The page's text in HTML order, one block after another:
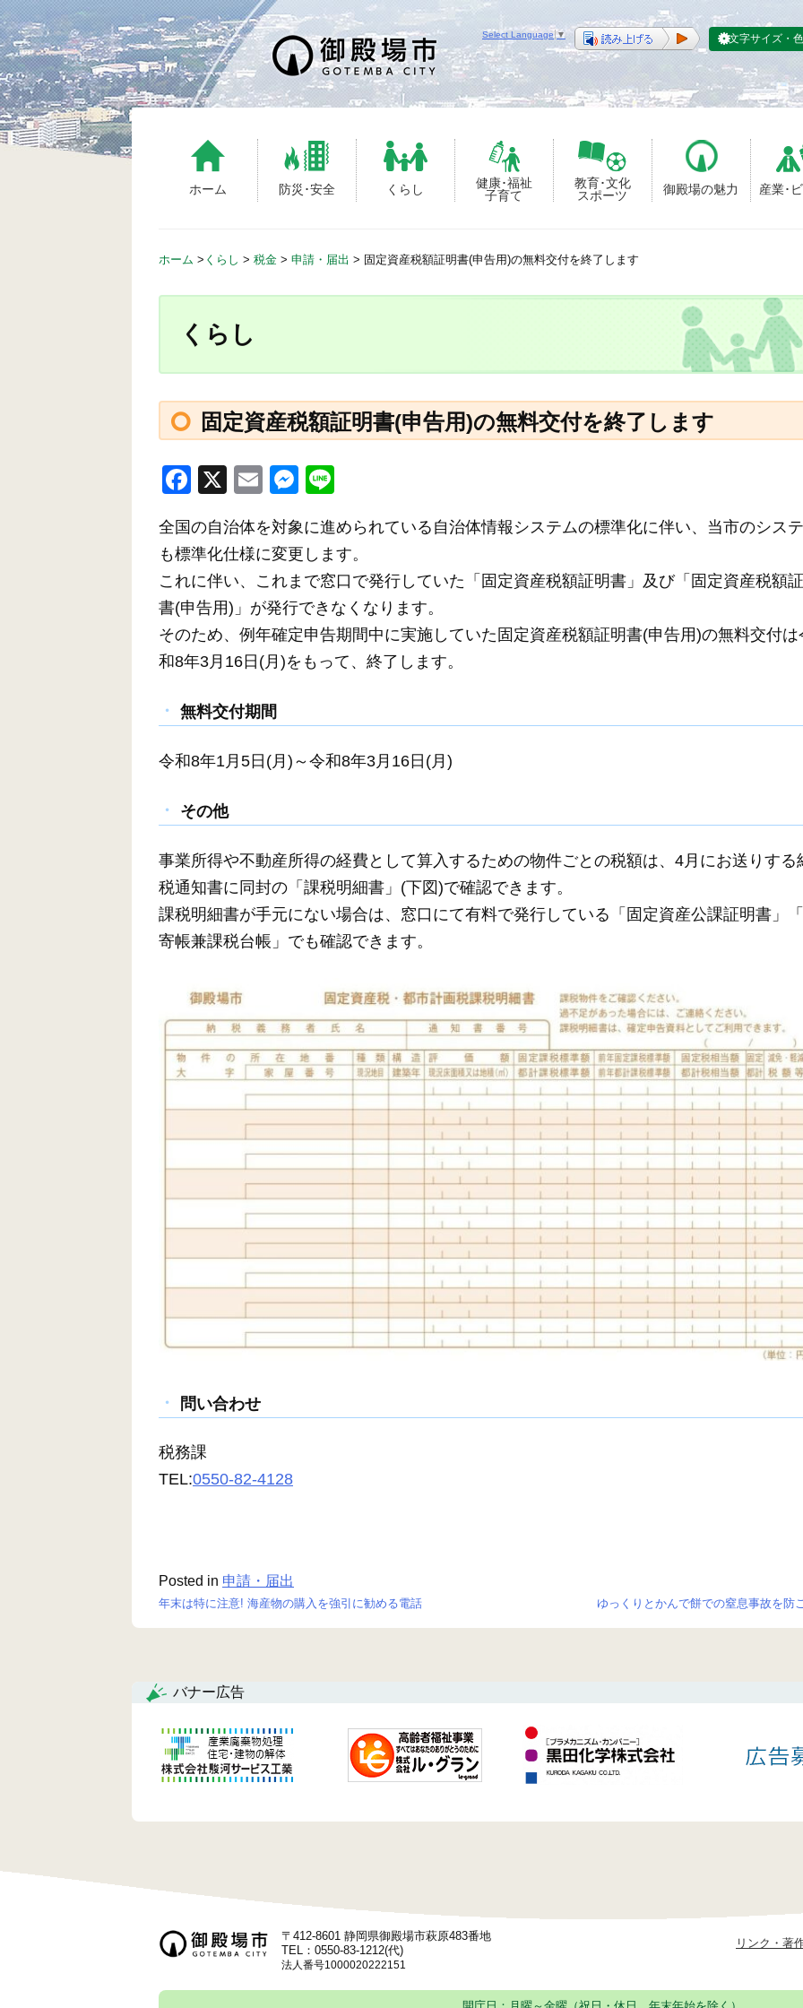
S
k
i
p
t
o
c
ホーム 防災･安全 くらし
健康･福祉
子育て
教育･文化
スポーツ
御殿場の魅力 産業･
Select Language ▼ 文字サイズ・
ホーム > くらし > 税金 > 申請・届出 > 固定資産税額証明書(申告用)の無料交付を終了します
くらし
固定資産税額証明書(申告用)の無料交付を終了します
F
c
e
b
o
o
k
X
E
ail
M
ss
e
n
g
er
e
全国の自治体を対象に進められている自治体情報システムの標準化に伴い、当市のシス
も標準化仕様に変更します。
これに伴い、これまで窓口で発行していた「固定資産税額証明書」及び「固定資産税額
書(申告用)」が発行できなくなります。
そのため、例年確定申告期間中に実施していた固定資産税額証明書(申告用)の無料交付は
和8年3月16日(月)をもって、終了します。
無料交付期間
令和8年1月5日(月)～令和8年3月16日(月)
その他
事業所得や不動産所得の経費として算入するための物件ごとの税額は、4月にお送りする
税通知書に同封の「課税明細書」(下図)で確認できます。
課税明細書が手元にない場合は、窓口にて有料で発行している「固定資産公課証明書」
寄帳兼課税台帳」でも確認できます。
問い合わせ
税務課
TEL:0550-82-4128
Posted in 申請・届出
ナ
ビ
ゲ
シ
ン
年末は特に注意! 海産物の購入を強引に勧める電話 ゆっくりとかんで餅での窒息事故を防
バナー広告
〒412-8601 静岡県御殿場市萩原483番地
TEL：0550-83-1212(代)
法人番号1000020222151
リンク・著